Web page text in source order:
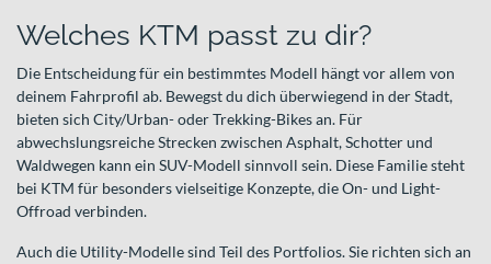
Welches KTM passt zu dir?
Die Entscheidung für ein bestimmtes Modell hängt vor allem von
deinem Fahrprofil ab. Bewegst du dich überwiegend in der Stadt,
bieten sich City/Urban- oder Trekking-Bikes an. Für
abwechslungsreiche Strecken zwischen Asphalt, Schotter und
Waldwegen kann ein SUV-Modell sinnvoll sein. Diese Familie steht
bei KTM für besonders vielseitige Konzepte, die On- und Light-
Offroad verbinden.
Auch die Utility-Modelle sind Teil des Portfolios. Sie richten sich an